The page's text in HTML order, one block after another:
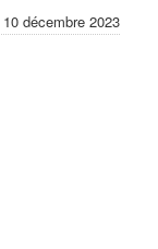
10 décembre 2023